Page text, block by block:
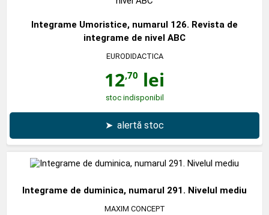
Integrame Umoristice, numarul 126. Revista de
integrame de nivel ABC
EURODIDACTICA
12,70 lei
stoc indisponibil
➤ alertă stoc
Integrame de duminica, numarul 291. Nivelul mediu
MAXIM CONCEPT